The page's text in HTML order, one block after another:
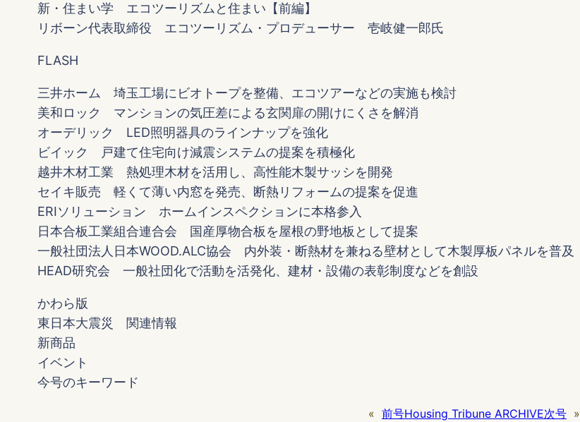
新・住まい学 エコツーリズムと住まい【前編】
リボーン代表取締役 エコツーリズム・プロデューサー 壱岐健一郎氏
FLASH
三井ホーム 埼玉工場にビオトープを整備、エコツアーなどの実施も検討
美和ロック マンションの気圧差による玄関扉の開けにくさを解消
オーデリック LED照明器具のラインナップを強化
ビイック 戸建て住宅向け減震システムの提案を積極化
越井木材工業 熱処理木材を活用し、高性能木製サッシを開発
セイキ販売 軽くて薄い内窓を発売、断熱リフォームの提案を促進
ERIソリューション ホームインスペクションに本格参入
日本合板工業組合連合会 国産厚物合板を屋根の野地板として提案
一般社団法人日本WOOD.ALC協会 内外装・断熱材を兼ねる壁材として木製厚板パネルを普及
HEAD研究会 一般社団化で活動を活発化、建材・設備の表彰制度などを創設
かわら版
東日本大震災 関連情報
新商品
イベント
今号のキーワード
« 前号Housing Tribune ARCHIVE次号 »